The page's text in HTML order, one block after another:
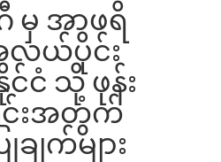
မှ အာဖရိ
ယ်ပိုင်း
ငံ သို့ ဖုန်း
င်းအတွက်
ျက်များ